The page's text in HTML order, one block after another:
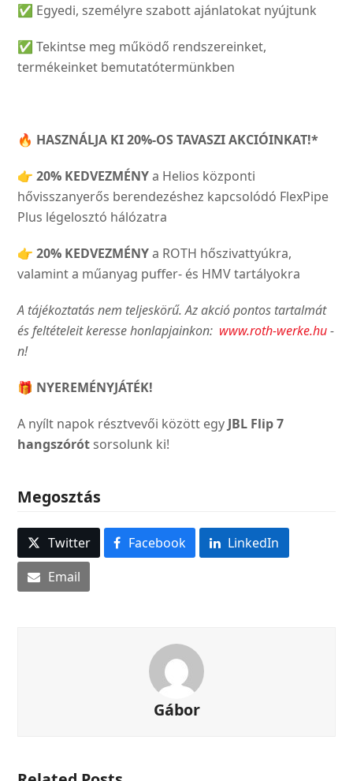
✅ Egyedi, személyre szabott ajánlatokat nyújtunk
✅ Tekintse meg működő rendszereinket,
termékeinket bemutatótermünkben
🔥 HASZNÁLJA KI 20%-OS TAVASZI AKCIÓINKAT!*
👉20% KEDVEZMÉNYa Helios központi
hővisszanyerős berendezéshez kapcsolódó FlexPipe
Plus légelosztó hálózatra
👉20% KEDVEZMÉNYa ROTH hőszivattyúkra,
valamint a műanyag puffer- és HMV tartályokra
A tájékoztatás nem teljeskörű. Az akció pontos tartalmát
és feltételeit keresse honlapjainkon: www.roth-werke.hu-
n!
🎁 NYEREMÉNYJÁTÉK!
A nyílt napok résztvevői között egy JBL Flip 7
hangszórót sorsolunk ki!
Megosztás
Twitter Facebook
LinkedIn
Email
Gábor